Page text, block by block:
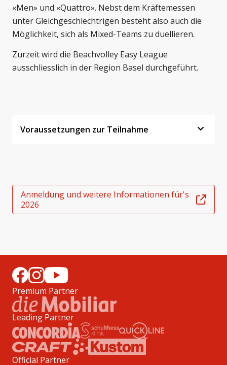
«Men» und «Quattro». Nebst dem Kräftemessen
unter Gleichgeschlechtrigen besteht also auch die
Möglichkeit, sich als Mixed-Teams zu duellieren.
Zurzeit wird die Beachvolley Easy League
ausschliesslich in der Region Basel durchgeführt.
Voraussetzungen zur Teilnahme
Anmeldung und weitere Informationen für's
2026
Premium Partner
Leading Partner
Official Partner